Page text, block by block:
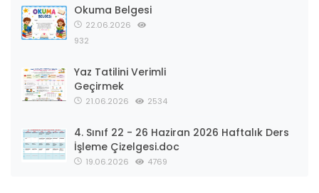
Okuma Belgesi
22.06.2026
932
Yaz Tatilini Verimli
Geçirmek
21.06.2026 2534
4. Sınıf 22 - 26 Haziran 2026 Haftalık Ders
İşleme Çizelgesi.doc
19.06.2026 4769